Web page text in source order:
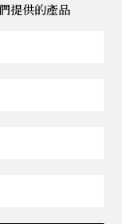
提供的產品